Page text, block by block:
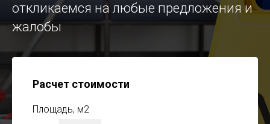
откликаемся на любые предложения и
жалобы
Расчет стоимости
Площадь, м2